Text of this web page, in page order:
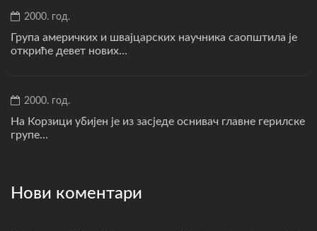
2000. год.
Група америчких и швајцарских научника саопштила је
откриће девет нових...
2000. год.
На Корзици убијен је из засједе оснивач главне герилске
групе...
Нови коментари